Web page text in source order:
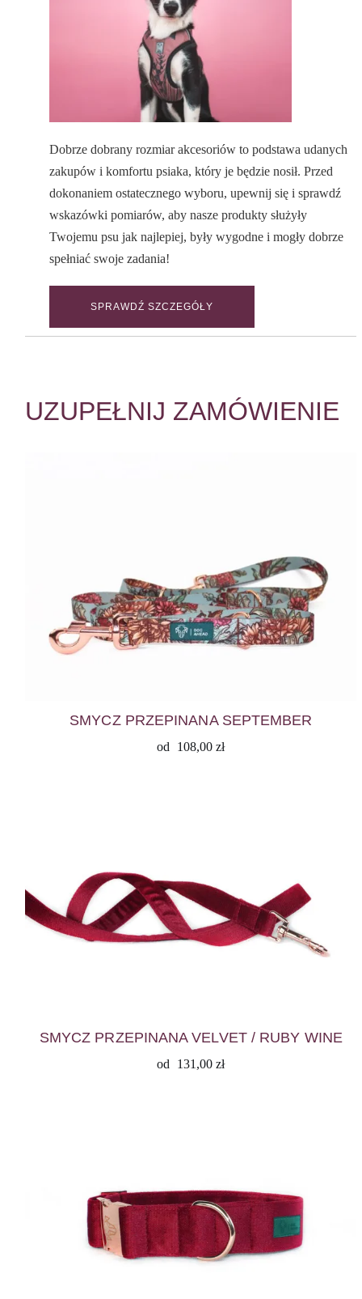
Dobrze dobrany rozmiar akcesoriów to podstawa udanych
zakupów i komfortu psiaka, który je będzie nosił. Przed
dokonaniem ostatecznego wyboru, upewnij się i sprawdź
wskazówki pomiarów, aby nasze produkty służyły
Twojemu psu jak najlepiej, były wygodne i mogły dobrze
spełniać swoje zadania!
SPRAWDŹ SZCZEGÓŁY
UZUPEŁNIJ ZAMÓWIENIE
SMYCZ PRZEPINANA SEPTEMBER
od 108,00zł
SMYCZ PRZEPINANA VELVET / RUBY WINE
od 131,00zł